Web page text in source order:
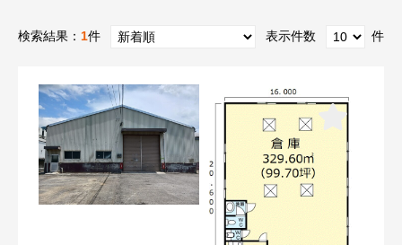
検索結果： 1件 表示件数 件